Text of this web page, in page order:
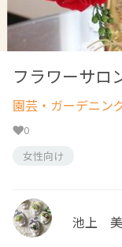
フラワーサ
園芸・ガーデニン
0
女性向け
池上